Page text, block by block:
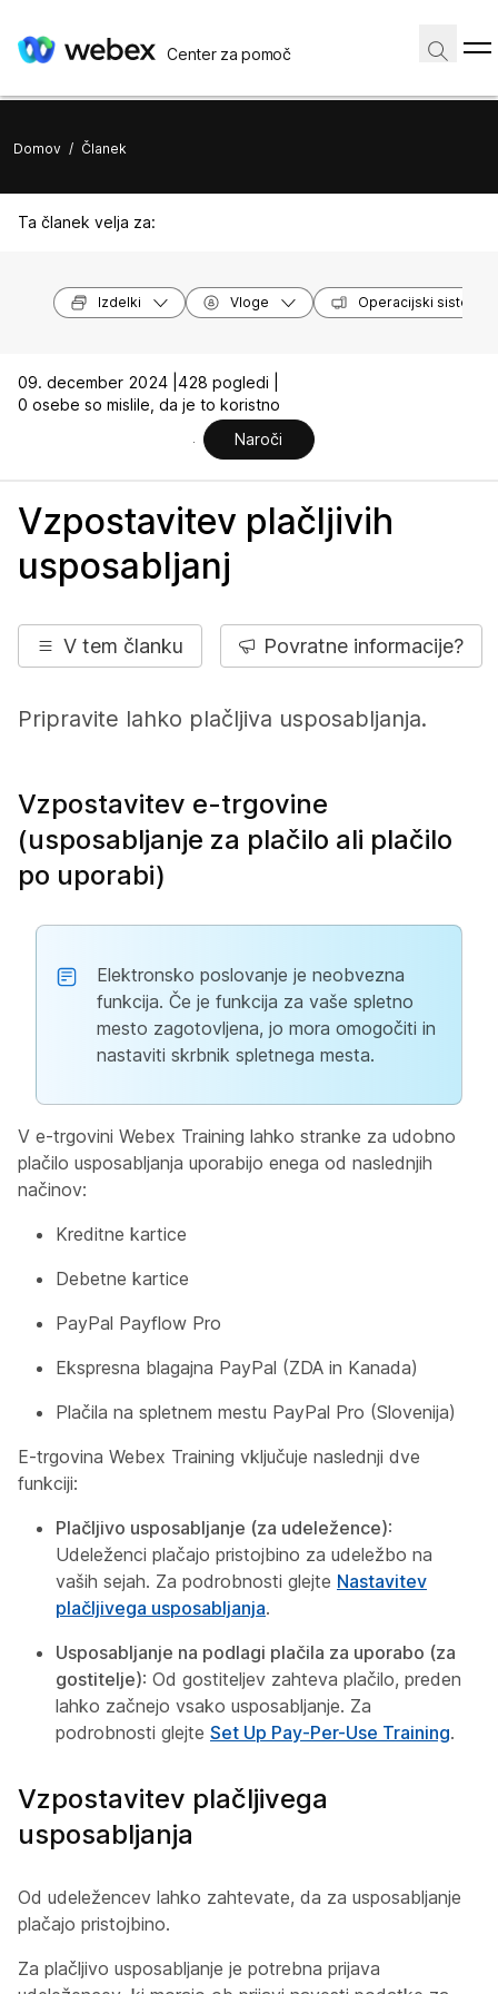
Center za pomoč
Domov / Članek
Ta članek velja za:
Izdelki Vloge Operacijski sistemi
09. december 2024 | 428 pogledi |
0 osebe so mislile, da je to koristno
Naroči
Vzpostavitev plačljivih
usposabljanj
V tem članku Povratne informacije?
Pripravite lahko plačljiva usposabljanja.
Vzpostavitev e-trgovine
(usposabljanje za plačilo ali plačilo
po uporabi)
Elektronsko poslovanje je neobvezna
funkcija. Če je funkcija za vaše spletno
mesto zagotovljena, jo mora omogočiti in
nastaviti skrbnik spletnega mesta.
V e-trgovini Webex Training lahko stranke za udobno
plačilo usposabljanja uporabijo enega od naslednjih
načinov:
Kreditne kartice
Debetne kartice
PayPal Payflow Pro
Ekspresna blagajna PayPal (ZDA in Kanada)
Plačila na spletnem mestu PayPal Pro (Slovenija)
E-trgovina Webex Training vključuje naslednji dve
funkciji:
Plačljivo usposabljanje (za udeležence):
Udeleženci plačajo pristojbino za udeležbo na
vaših sejah. Za podrobnosti glejte Nastavitev
plačljivega usposabljanja.
Usposabljanje na podlagi plačila za uporabo (za
gostitelje): Od gostiteljev zahteva plačilo, preden
lahko začnejo vsako usposabljanje. Za
podrobnosti glejte Set Up Pay-Per-Use Training.
Vzpostavitev plačljivega
usposabljanja
Od udeležencev lahko zahtevate, da za usposabljanje
plačajo pristojbino.
Za plačljivo usposabljanje je potrebna prijava